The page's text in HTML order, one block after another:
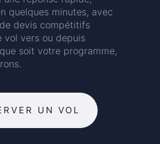
quelques minutes, avec
devis compétitifs
vol vers ou depuis
soit votre programme,
UN VOL